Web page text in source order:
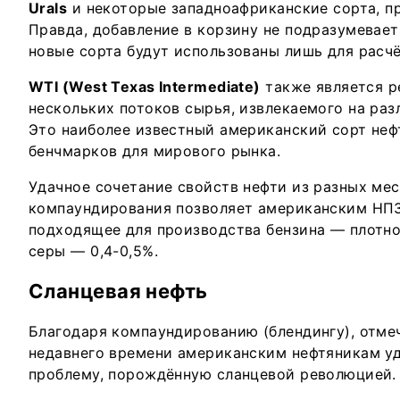
Urals и некоторые западноафриканские сорта,
Правда, добавление в корзину не
новые сорта будут использованы лишь для
WTI (West Texas Intermediate) также является
нескольких потоков сырья, извлекаемого на
Это наиболее известный американский сорт
бенчмарков для мирового рынка.
Удачное сочетание свойств нефти из разных
компаундирования позволяет американским
подходящее для производства бензина —
серы — 0,4-0,5%.
Сланцевая нефть
Благодаря компаундированию (блендингу),
недавнего времени американским нефтяникам
проблему, порождённую сланцевой революцией.